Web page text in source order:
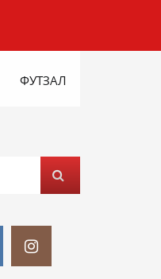
ФУТЗАЛ